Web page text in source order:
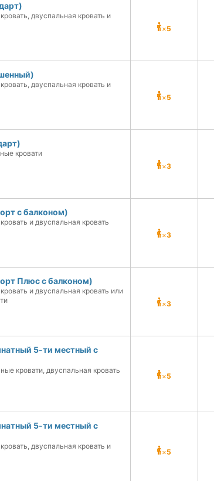
двуспальная кровать и
×5
двуспальная кровать и
×5
кровати
×3
с балконом)
и двуспальная кровать
×3
Плюс с балконом)
и двуспальная кровать или
×3
5-ти местный с
кровати, двуспальная кровать
×5
5-ти местный с
двуспальная кровать и
×5